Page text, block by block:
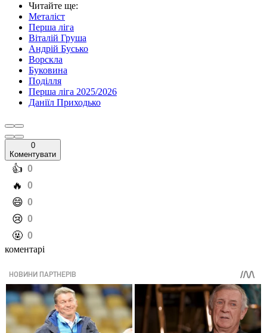
Читайте ще:
Металіст
Перша ліга
Віталій Груша
Андрій Бусько
Ворскла
Буковина
Поділля
Перша ліга 2025/2026
Даніїл Приходько
0
Коментувати
️👍 0
️🔥 0
️😄 0
️😢 0
️🤬 0
коментарі